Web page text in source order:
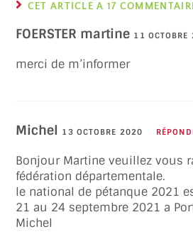
CET ARTICLE A 17
FOERSTER martine 11 OCTOBRE
merci de m’informer
Michel 13 OCTOBRE 2020
Bonjour Martine veuillez vous
fédération départementale.
le national de pétanque 2021
21 au 24 septembre 2021 a
Michel